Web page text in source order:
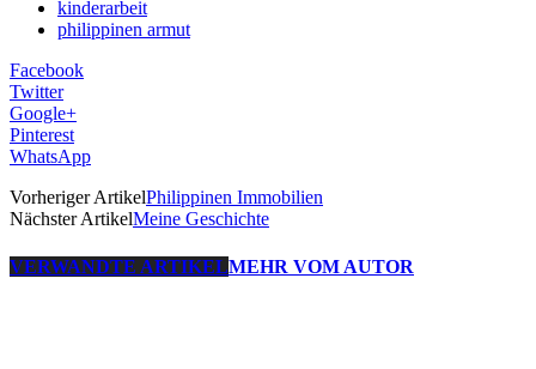
kinderarbeit
philippinen armut
Facebook
Twitter
Google+
Pinterest
WhatsApp
Vorheriger ArtikelPhilippinen Immobilien
Nächster ArtikelMeine Geschichte
VERWANDTE ARTIKELMEHR VOM AUTOR